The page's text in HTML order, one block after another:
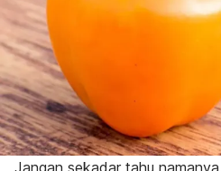
Jangan sekadar tahu